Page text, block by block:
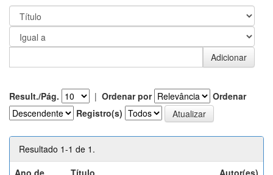
Result./Pág. | Ordenar por
Ordenar
Registro(s)
Resultado 1-1 de 1.
Ano de
Título Autor(es)